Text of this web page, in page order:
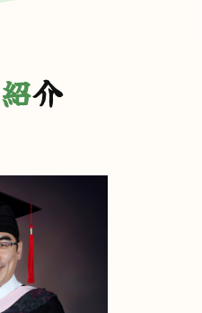
紹介